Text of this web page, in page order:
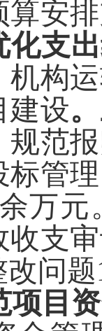
算安
化支
机构
建设
规范
标管
余万元
收支
问题
项目